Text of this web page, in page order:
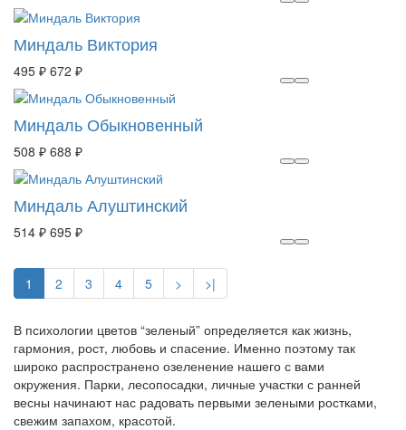
Миндаль Виктория
495 ₽ 672 ₽
Миндаль Обыкновенный
508 ₽ 688 ₽
Миндаль Алуштинский
514 ₽ 695 ₽
1 2 3 4 5 > >|
В психологии цветов “зеленый” определяется как жизнь,
гармония, рост, любовь и спасение. Именно поэтому так
широко распространено озеленение нашего с вами
окружения. Парки, лесопосадки, личные участки с ранней
весны начинают нас радовать первыми зелеными ростками,
свежим запахом, красотой.